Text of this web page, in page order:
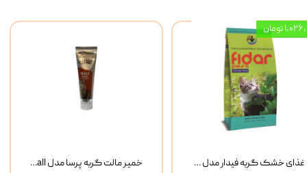
خمیر مالت گربه پرسا مدل Anti Hairball وزن 110 گرم غذای خشک گربه فیدار مدل Adult وزن 10 کیلوگرم
تومان